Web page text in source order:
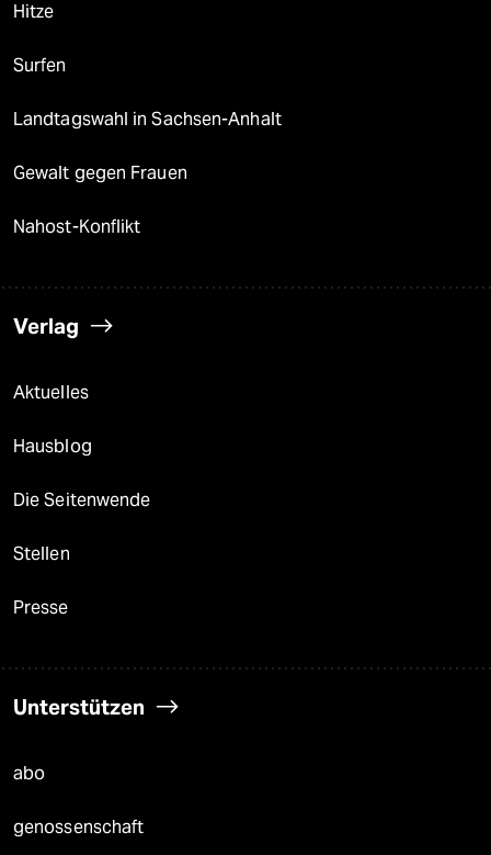
Hitze
Surfen
Landtagswahl in Sachsen-Anhalt
Gewalt gegen Frauen
Nahost-Konflikt
Verlag
Aktuelles
Hausblog
Die Seitenwende
Stellen
Presse
Unterstützen
abo
genossenschaft